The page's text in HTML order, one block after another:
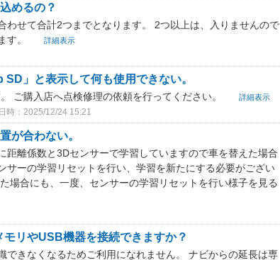
めるの？
わせて合計2つまでとなります。 2つ以上は、入りませんので
す。
詳細表示
」と表示して何も使用できない。
ご購入店へ点検修理の依頼を行ってください。 詳細表示
時：2025/12/24 15:21
が合わない。
距離係数と3Dセンサーで学習していますので車を替えた場合
サーの学習リセットを行い、学習を新たにする必要がござい
場合にも、一度、センサーの学習リセットを行い様子を見る
リやUSB機器を接続できますか？
できなくなるためご利用になれません。 ナビからの延長は専